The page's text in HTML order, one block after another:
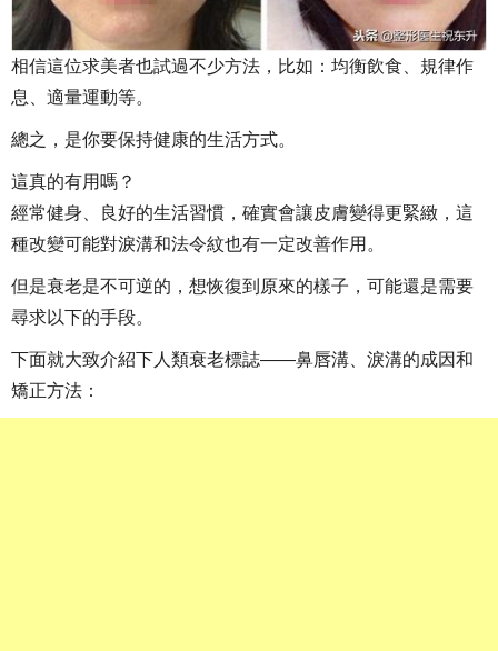
相信這位求美者也試過不少方法，比如：均衡飲食、規律作
息、適量運動等。
總之，是你要保持健康的生活方式。
這真的有用嗎？
經常健身、良好的生活習慣，確實會讓皮膚變得更緊緻，這
種改變可能對淚溝和法令紋也有一定改善作用。
但是衰老是不可逆的，想恢復到原來的樣子，可能還是需要
尋求以下的手段。
下面就大致介紹下人類衰老標誌——鼻唇溝、淚溝的成因和
矯正方法：